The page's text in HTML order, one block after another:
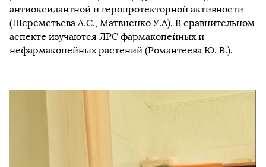
антиоксидантной и геропротекторной активности
(Шереметьева А.С., Матвиенко У.А). В сравнительном
аспекте изучаются ЛРС фармакопейных и
нефармакопейных растений (Романтеева Ю. В.).